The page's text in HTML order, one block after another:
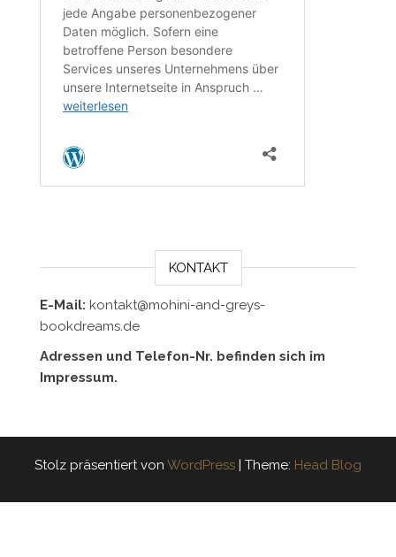
KONTAKT
E-Mail: kontakt@mohini-and-greys-
bookdreams.de
Adressen und Telefon-Nr. befinden sich im
Impressum.
Stolz präsentiert von WordPress | Theme: Head Blog